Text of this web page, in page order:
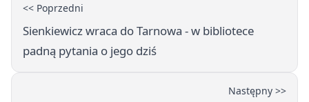
<< Poprzedni
Sienkiewicz wraca do Tarnowa - w bibliotece
padną pytania o jego dziś
Następny >>